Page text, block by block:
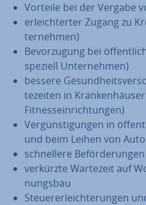
Vorteile bei der Vergabe
er­leich­ter­ter Zugang zu
ter­neh­men)
Be­vor­zu­gung bei
speziell Un­ter­neh­men)
bessere
te­zei­ten in
Fit­ness­ein­rich­tun­gen)
Ver­güns­ti­gun­gen in
und beim Leihen von
schnel­le­re Be­för­de­run­gen
verkürzte Wartezeit auf
nungs­bau
Steu­er­erleich­te­run­gen